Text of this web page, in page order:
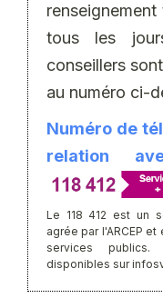
tous les
conseillers
au numéro ci-
Numéro de
relation
Le 118 412 est un
agrée par l'ARCEP
services
disponibles sur